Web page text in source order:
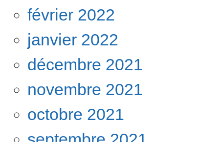
février 2022
janvier 2022
décembre 2021
novembre 2021
octobre 2021